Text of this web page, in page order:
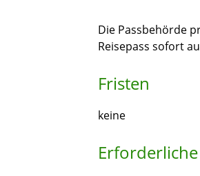
Die Passbehörde
Reisepass sofort
Fristen
keine